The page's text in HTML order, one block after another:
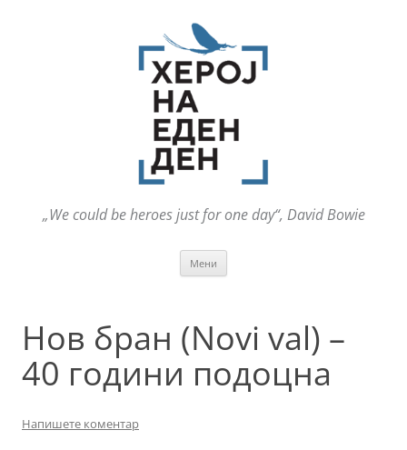
„We could be heroes just for one day“, David Bowie
Мени
Нов бран (Novi val) –
40 години подоцна
Напишете коментар